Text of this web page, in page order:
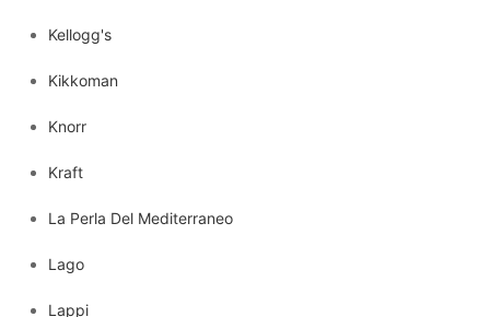
Kellogg's
Kikkoman
Knorr
Kraft
La Perla Del Mediterraneo
Lago
Lappi